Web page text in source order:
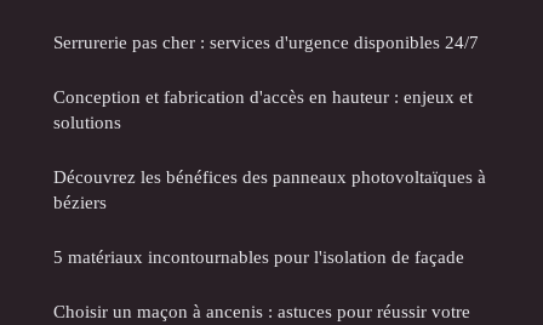
Serrurerie pas cher : services d'urgence disponibles 24/7
Conception et fabrication d'accès en hauteur : enjeux et
solutions
Découvrez les bénéfices des panneaux photovoltaïques à
béziers
5 matériaux incontournables pour l'isolation de façade
Choisir un maçon à ancenis : astuces pour réussir votre